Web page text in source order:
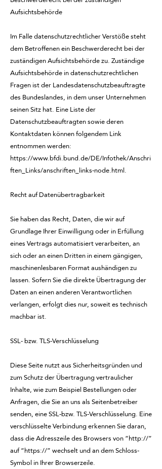
Aufsichtsbehörde
Im Falle datenschutzrechtlicher Verstöße steht
dem Betroffenen ein Beschwerderecht bei der
zuständigen Aufsichtsbehörde zu. Zuständige
Aufsichtsbehörde in datenschutzrechtlichen
Fragen ist der Landesdatenschutzbeauftragte
des Bundeslandes, in dem unser Unternehmen
seinen Sitz hat. Eine Liste der
Datenschutzbeauftragten sowie deren
Kontaktdaten können folgendem Link
entnommen werden:
https://www.bfdi.bund.de/DE/Infothek/Anschri
ften_Links/anschriften_links-node.html.
Recht auf Datenübertragbarkeit
Sie haben das Recht, Daten, die wir auf
Grundlage Ihrer Einwilligung oder in Erfüllung
eines Vertrags automatisiert verarbeiten, an
sich oder an einen Dritten in einem gängigen,
maschinenlesbaren Format aushändigen zu
lassen. Sofern Sie die direkte Übertragung der
Daten an einen anderen Verantwortlichen
verlangen, erfolgt dies nur, soweit es technisch
machbar ist.
SSL- bzw. TLS-Verschlüsselung
Diese Seite nutzt aus Sicherheitsgründen und
zum Schutz der Übertragung vertraulicher
Inhalte, wie zum Beispiel Bestellungen oder
Anfragen, die Sie an uns als Seitenbetreiber
senden, eine SSL-bzw. TLS-Verschlüsselung. Eine
verschlüsselte Verbindung erkennen Sie daran,
dass die Adresszeile des Browsers von “http://”
auf “https://” wechselt und an dem Schloss-
Symbol in Ihrer Browserzeile.